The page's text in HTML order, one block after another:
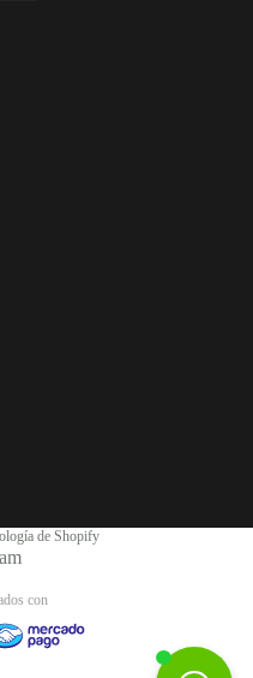
de Shopify
con